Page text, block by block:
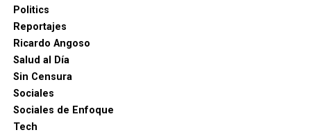
Politics
Reportajes
Ricardo Angoso
Salud al Día
Sin Censura
Sociales
Sociales de Enfoque
Tech